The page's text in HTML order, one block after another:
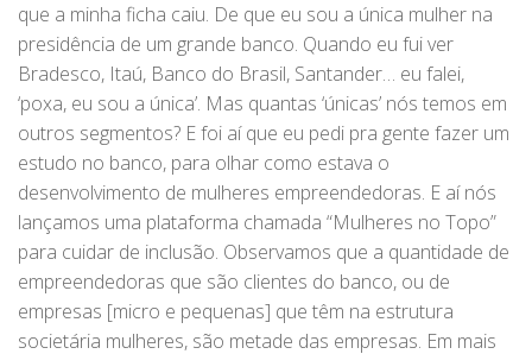
que a minha ficha caiu. De que eu sou a única mulher na
presidência de um grande banco. Quando eu fui ver
Bradesco, Itaú, Banco do Brasil, Santander… eu falei,
‘poxa, eu sou a única’. Mas quantas ‘únicas’ nós temos em
outros segmentos? E foi aí que eu pedi pra gente fazer um
estudo no banco, para olhar como estava o
desenvolvimento de mulheres empreendedoras. E aí nós
lançamos uma plataforma chamada “Mulheres no Topo”
para cuidar de inclusão. Observamos que a quantidade de
empreendedoras que são clientes do banco, ou de
empresas [micro e pequenas] que têm na estrutura
societária mulheres, são metade das empresas. Em mais